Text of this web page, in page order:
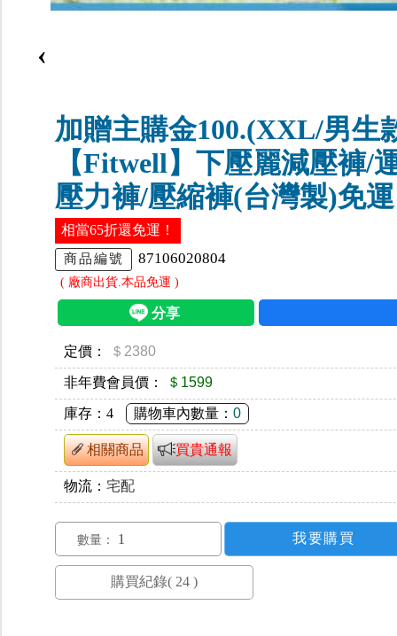
‹
加贈主購金100.(XXL/男生
【Fitwell】下壓麗減壓褲/
壓力褲/壓縮褲(台灣製)免運
相當65折還免運！
商品編號 87106020804
( 廠商出貨.本品免運 )
定價： ＄2380
非年費會員價： ＄1599
庫存：4 購物車內數量：0
相關商品 買貴通報
物流：宅配
數量：